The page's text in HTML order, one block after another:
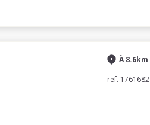
À 8.6km
ref. 1761682